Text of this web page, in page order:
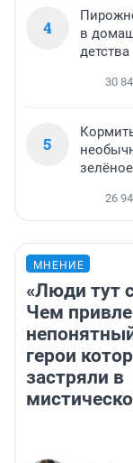
4
в
детства
30
5
26
МНЕНИЕ
«Люди тут
Чем
герои
застряли в